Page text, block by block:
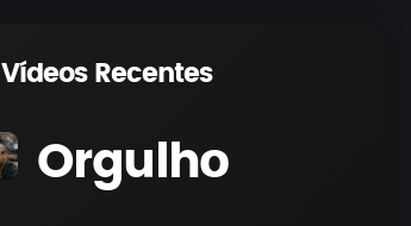
Vídeos Recentes
Orgulho